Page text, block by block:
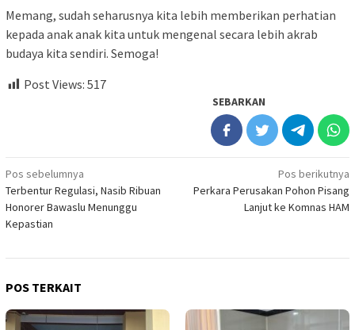
Memang, sudah seharusnya kita lebih memberikan perhatian
kepada anak anak kita untuk mengenal secara lebih akrab
budaya kita sendiri. Semoga!
Post Views: 517
SEBARKAN
Navigasi
pos
Pos sebelumnya
Terbentur Regulasi, Nasib Ribuan
Honorer Bawaslu Menunggu
Kepastian
Pos berikutnya
Perkara Perusakan Pohon Pisang
Lanjut ke Komnas HAM
POS TERKAIT